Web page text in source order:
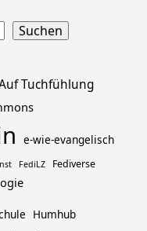
Suchen
Tuchfühlung
e-wie-evangelisch
FediLZ
Fediverse
Humhub